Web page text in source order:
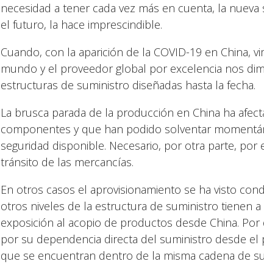
necesidad a tener cada vez más en cuenta, la
el futuro, la hace imprescindible.
Cuando, con la aparición de la COVID-19 en China,
mundo y el proveedor global por excelencia nos
estructuras de suministro diseñadas hasta la fecha.
La brusca parada de la producción en China ha
componentes y que han podido solventar
seguridad disponible. Necesario, por otra parte,
tránsito de las mercancías.
En otros casos el aprovisionamiento se ha visto
otros niveles de la estructura de suministro tienen
exposición al acopio de productos desde China.
por su dependencia directa del suministro desde
que se encuentran dentro de la misma cadena de